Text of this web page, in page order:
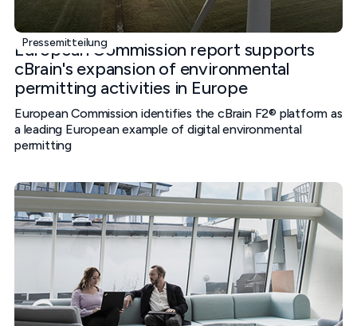
Pressemitteilung
European Commission report supports
cBrain's expansion of environmental
permitting activities in Europe
European Commission identifies the cBrain F2® platform as
a leading European example of digital environmental
permitting